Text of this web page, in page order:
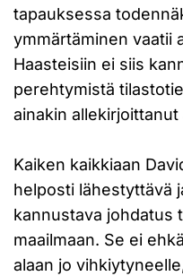
tapauksessa
ymmärtäminen vaatii
Haasteisiin ei siis
perehtymistä
ainakin
Kaiken kaikkiaan
helposti lähestyttävä
kannustava johdatus
maailmaan. Se ei
alaan jo